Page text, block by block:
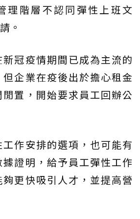
理階層不認同彈性上班文
。
冠疫情期間已成為主流的
企業在疫後出於擔心租金
置，開始要求員工回辦公
作安排的選項，也可能有
證明，給予員工彈性工作
更快吸引人才，並提高營